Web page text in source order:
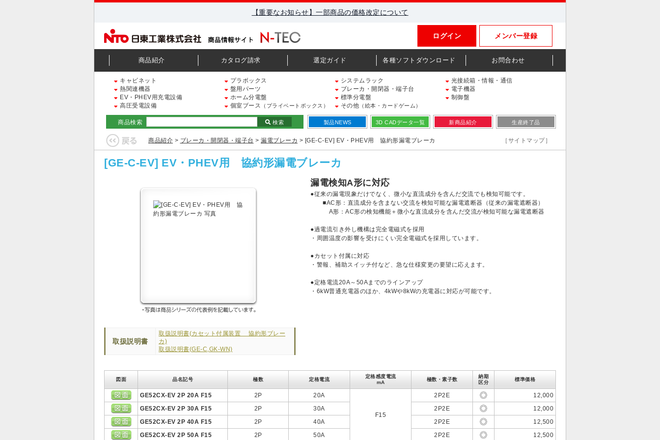
【重要なお知らせ】一部商品の価格改定について
メンバー登録
ログイン
商品紹介 カタログ請求 選定ガイド 各種ソフトダウンロード お問合わせ
キャビネット プラボックス システムラック
光接続箱・情報・通信
熱関連機器
盤用パーツ ブレーカ・開閉器・端子台
電子機器
EV・PHEV用充電設備
ホーム分電盤 標準分電盤
制御盤
高圧受電設備
個室ブース （プライベートボックス） その他 （絵本・カードゲーム）
商品検索 検索 製品NEWS 3D CADデータ一覧 新商品紹介 生産終了品
商品紹介 > ブレーカ・開閉器・端子台 > 漏電ブレーカ > [GE-C-EV] EV・PHEV用 協約形漏電ブレーカ ［サイトマップ］
[GE-C-EV] EV・PHEV用 協約形漏電ブレーカ
取扱説明書
取扱説明書(カセット付属装置 協約形ブレー
カ)
取扱説明書(GE-C,GK-WN)
漏電検知A形に対応
●従来の漏電現象だけでなく、微小な直流成分を含んだ交流でも検知可能です。
■AC形：直流成分を含まない交流を検知可能な漏電遮断器（従来の漏電遮断器）
A形：AC形の検知機能＋微小な直流成分を含んだ交流が検知可能な漏電遮断器
●過電流引き外し機構は完全電磁式を採用
・周囲温度の影響を受けにくい完全電磁式を採用しています。
●カセット付属に対応
・警報、補助スイッチ付など、急な仕様変更の要望に応えます。
●定格電流20A～50Aまでのラインアップ
・6kW普通充電器のほか、4kWや8kWの充電器に対応が可能です。
図面 品名記号 極数 定格電流
定格感度電流
mA
極数・素子数
納期
区分
標準価格
GE52CX-EV 2P 20A F15 2P 20A
F15
2P2E
12,000
GE52CX-EV 2P 30A F15
2P 30A 2P2E
12,000
GE52CX-EV 2P 40A F15
2P 40A 2P2E
12,500
GE52CX-EV 2P 50A F15
2P 50A 2P2E 12,500